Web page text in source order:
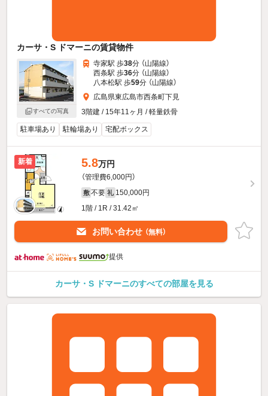
カーサ・S ドマーニの賃貸物件
すべての写真
寺家駅 歩38分 （山陽線）
西条駅 歩36分 （山陽線）
八本松駅 歩59分 （山陽線）
広島県東広島市西条町下見
3階建 / 15年11ヶ月 / 軽量鉄骨
駐車場あり 駐輪場あり 宅配ボックス
新着 5.8万円
（管理費6,000円）
敷 不要 礼 150,000円
1階 / 1R / 31.42㎡
お問い合わせ （無料）
提供
カーサ・S ドマーニのすべての部屋を見る